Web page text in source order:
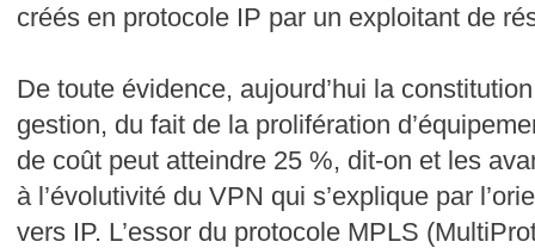
créés en protocole IP par un exploitant de
De toute évidence, aujourd’hui la
gestion, du fait de la prolifération
de coût peut atteindre 25 %, dit-on et les
à l’évolutivité du VPN qui s’explique par
vers IP. L’essor du protocole MPLS